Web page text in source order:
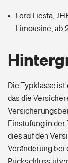
Ford Fiesta,
Limousine, ab
Die Typklasse ist
das die
Einstufung in
dies auf den
Veränderung bei
Rückschluss